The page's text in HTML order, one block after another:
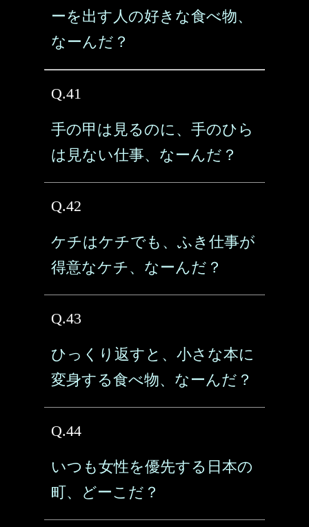
ーを出す人の好きな食べ物、
なーんだ？
Q.41
手の甲は見るのに、手のひら
は見ない仕事、なーんだ？
Q.42
ケチはケチでも、ふき仕事が
得意なケチ、なーんだ？
Q.43
ひっくり返すと、小さな本に
変身する食べ物、なーんだ？
Q.44
いつも女性を優先する日本の
町、どーこだ？